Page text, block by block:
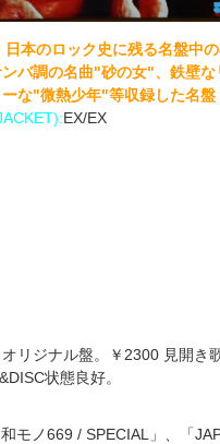
本のロック史に残る名盤中
バ調の名曲"砂の女"、鉄壁な
な"微熱少年"等収録した名盤
EX/EX
リジナル盤。￥2300 見開き
状態良好。
モノ669 / SPECIAL」、「